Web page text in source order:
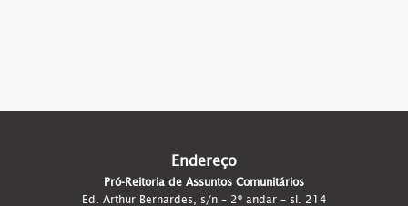
Endereço
Pró-Reitoria de Assuntos Comunitários
Ed. Arthur Bernardes, s/n – 2º andar – sl. 214